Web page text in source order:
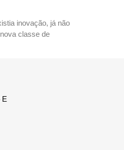
inovação, já não
classe de
E